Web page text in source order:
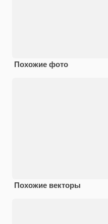
Похожие фото
Похожие векторы